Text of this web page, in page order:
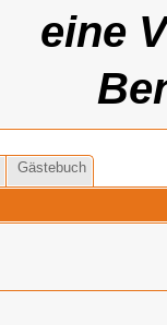
eine
Gästebuch